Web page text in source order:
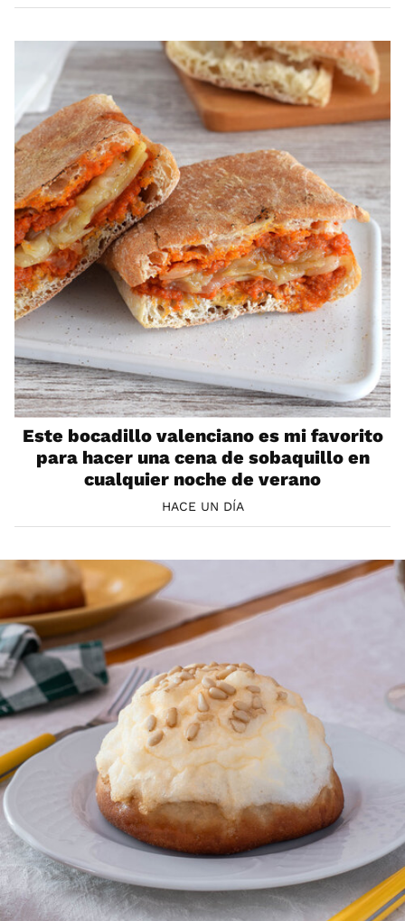
Este bocadillo valenciano es mi favorito
para hacer una cena de sobaquillo en
cualquier noche de verano
HACE UN DÍA